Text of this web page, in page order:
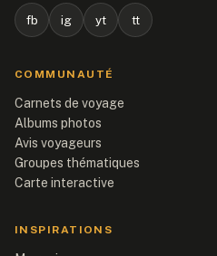
fb ig yt tt
COMMUNAUTÉ
Carnets de voyage
Albums photos
Avis voyageurs
Groupes thématiques
Carte interactive
INSPIRATIONS